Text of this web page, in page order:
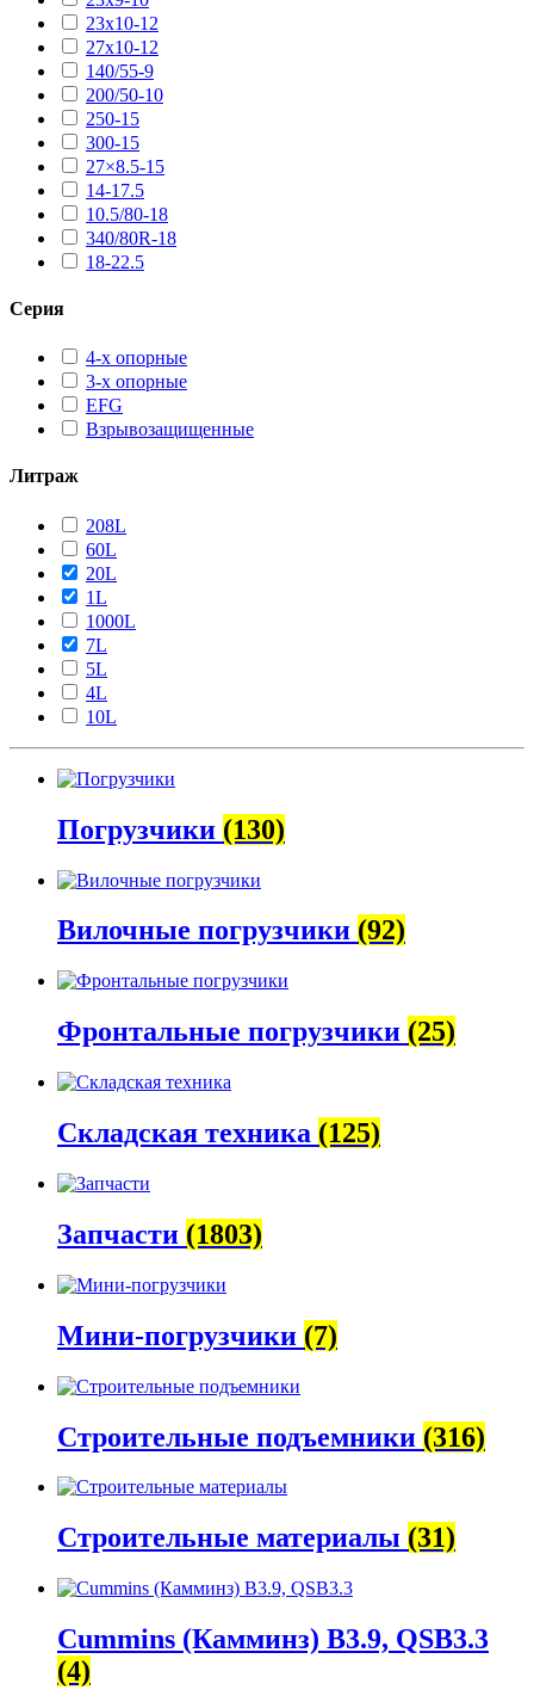
23х10-12
27х10-12
140/55-9
200/50-10
250-15
300-15
27×8.5-15
14-17.5
10.5/80-18
340/80R-18
18-22.5
Серия
4-х опорные
3-х опорные
EFG
Взрывозащищенные
Литраж
208L
60L
20L
1L
1000L
7L
5L
4L
10L
Погрузчики (130)
Вилочные погрузчики (92)
Фронтальные погрузчики (25)
Складская техника (125)
Запчасти (1803)
Мини-погрузчики (7)
Строительные подъемники (316)
Строительные материалы (31)
Cummins (Камминз) B3.9, QSB3.3
(4)